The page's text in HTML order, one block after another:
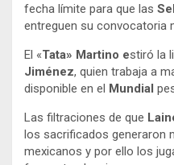
fecha límite para que las
entreguen su convocatoria
El «Tata» Martino estiró la
Jiménez, quien trabaja a
disponible en el Mundial
Las filtraciones de que
los sacrificados generaron
mexicanos y por ello los